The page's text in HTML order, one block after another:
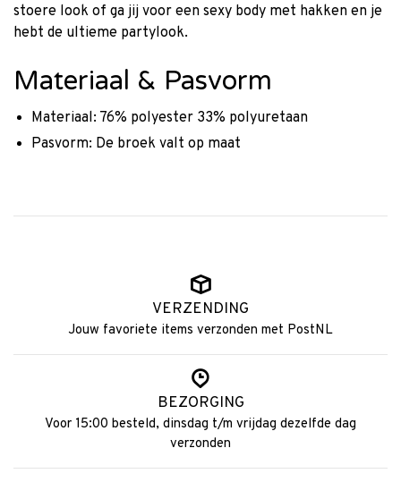
stoere look of ga jij voor een sexy body met hakken en je
hebt de ultieme partylook.
Materiaal & Pasvorm
Materiaal: 76% polyester 33% polyuretaan
Pasvorm: De broek valt op maat
VERZENDING
Jouw favoriete items verzonden met PostNL
BEZORGING
Voor 15:00 besteld, dinsdag t/m vrijdag dezelfde dag
verzonden